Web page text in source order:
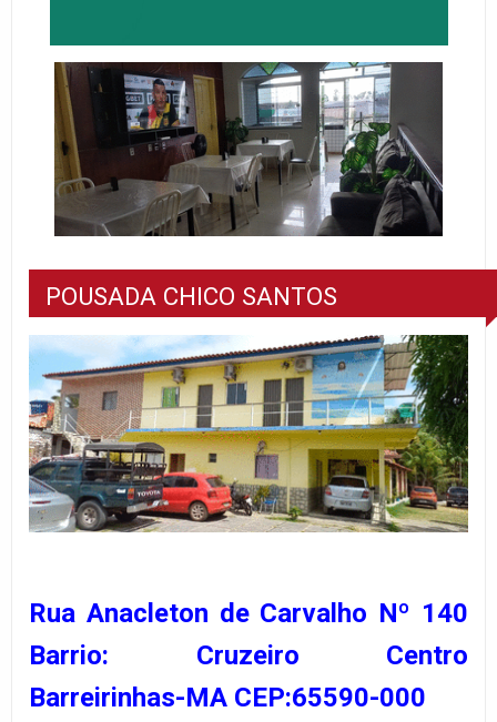
POUSADA CHICO SANTOS
Rua Anacleton de Carvalho Nº 140
Barrio: Cruzeiro Centro
Barreirinhas-MA CEP:65590-000